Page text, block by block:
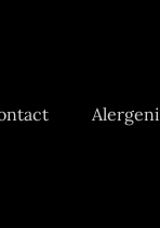
Alergeni